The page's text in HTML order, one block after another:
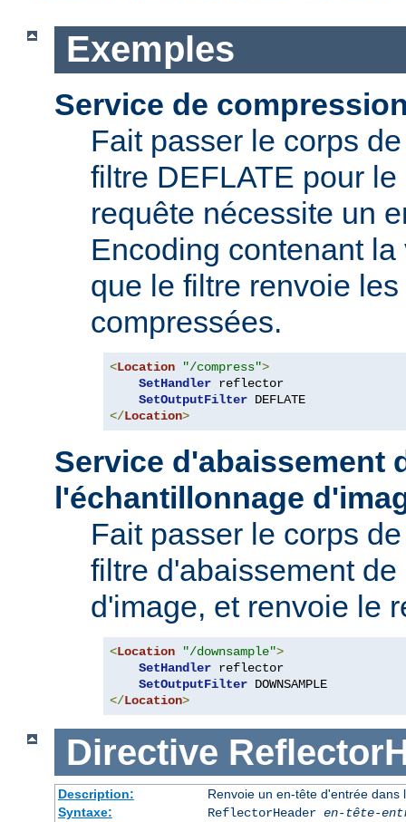
Exemples
Service de
Fait passer le corps
filtre DEFLATE pour
requête nécessite un
Encoding contenant
que le filtre renvoie
compressées.
<Location "/compress">
SetHandler reflector
SetOutputFilter
</Location>
Service d'abaissement
l'échantillonnage
Fait passer le corps
filtre d'abaissement
d'image, et renvoie le
<Location "/downsample">
SetHandler reflector
SetOutputFilter
</Location>
Directive
Description:
Renvoie un en-tête d'entrée dans
Syntaxe:
ReflectorHeader en-tête-